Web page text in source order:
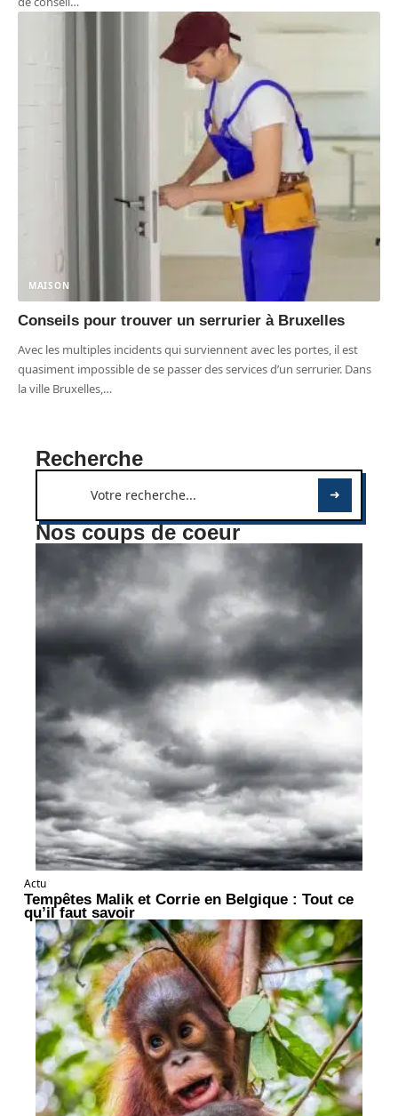
MAISON
Conseils pour trouver un serrurier à Bruxelles
Avec les multiples incidents qui surviennent avec les portes, il est
quasiment impossible de se passer des services d’un serrurier. Dans
la ville Bruxelles,…
Recherche
Nos coups de coeur
Actu
Tempêtes Malik et Corrie en Belgique : Tout ce
qu’il faut savoir